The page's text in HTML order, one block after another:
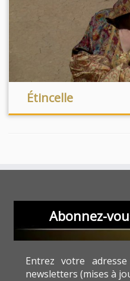
Étincelle
Abonnez-
Entrez votre
newsletters (mises à